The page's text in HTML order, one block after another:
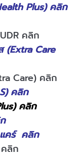
Plus) คลิก
คลิก
(Extra Care
Care) คลิก
คลิก
คลิก
แคร์ คลิก
คลิก